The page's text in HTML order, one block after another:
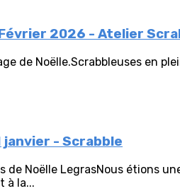
2026 - Atelier
de Noëlle.Scrabbleuses en
janvier - Scrabble
de Noëlle LegrasNous étions
à la...